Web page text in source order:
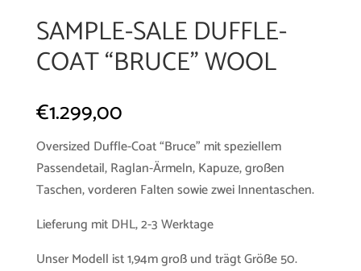
SAMPLE-SALE DUFFLE-
COAT “BRUCE” WOOL
€1.299,00
Oversized Duffle-Coat “Bruce” mit speziellem
Passendetail, Raglan-Ärmeln, Kapuze, großen
Taschen, vorderen Falten sowie zwei Innentaschen.
Lieferung mit DHL, 2-3 Werktage
Unser Modell ist 1,94m groß und trägt Größe 50.